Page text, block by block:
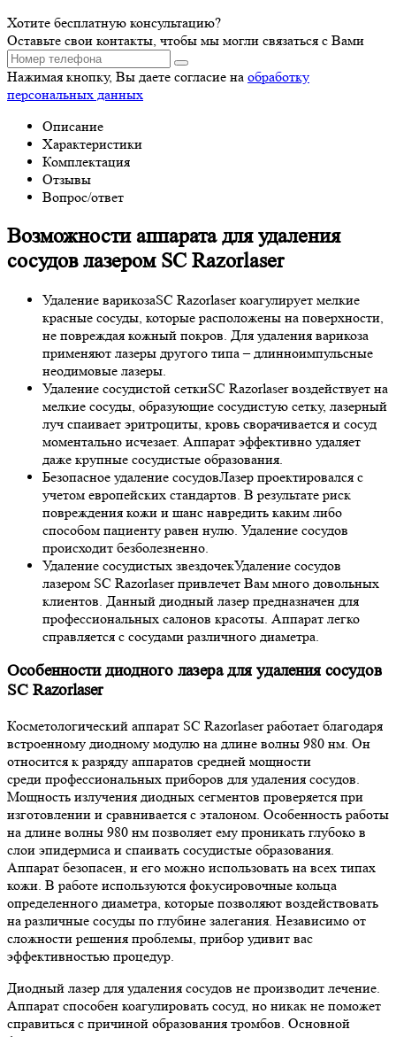
Хотите бесплатную консультацию?
Оставьте свои контакты, чтобы мы могли связаться с Вами
Нажимая кнопку, Вы даете согласие на обработку
персональных данных
Описание
Характеристики
Комплектация
Отзывы
Вопрос/ответ
Возможности аппарата для удаления
сосудов лазером SC Razorlaser
Удаление варикозаSC Razorlaser коагулирует мелкие
красные сосуды, которые расположены на поверхности,
не повреждая кожный покров. Для удаления варикоза
применяют лазеры другого типа – длинноимпульсные
неодимовые лазеры.
Удаление сосудистой сеткиSC Razorlaser воздействует на
мелкие сосуды, образующие сосудистую сетку, лазерный
луч спаивает эритроциты, кровь сворачивается и сосуд
моментально исчезает. Аппарат эффективно удаляет
даже крупные сосудистые образования.
Безопасное удаление сосудовЛазер проектировался с
учетом европейских стандартов. В результате риск
повреждения кожи и шанс навредить каким либо
способом пациенту равен нулю. Удаление сосудов
происходит безболезненно.
Удаление сосудистых звездочекУдаление сосудов
лазером SC Razorlaser привлечет Вам много довольных
клиентов. Данный диодный лазер предназначен для
профессиональных салонов красоты. Аппарат легко
справляется с сосудами различного диаметра.
Особенности диодного лазера для удаления сосудов
SC Razorlaser
Косметологический аппарат SC Razorlaser работает благодаря
встроенному диодному модулю на длине волны 980 нм. Он
относится к разряду аппаратов средней мощности
среди профессиональных приборов для удаления сосудов.
Мощность излучения диодных сегментов проверяется при
изготовлении и сравнивается с эталоном. Особенность работы
на длине волны 980 нм позволяет ему проникать глубоко в
слои эпидермиса и спаивать сосудистые образования.
Аппарат безопасен, и его можно использовать на всех типах
кожи. В работе используются фокусировочные кольца
определенного диаметра, которые позволяют воздействовать
на различные сосуды по глубине залегания. Независимо от
сложности решения проблемы, прибор удивит вас
эффективностью процедур.
Диодный лазер для удаления сосудов не производит лечение.
Аппарат способен коагулировать сосуд, но никак не поможет
справиться с причиной образования тромбов. Основной